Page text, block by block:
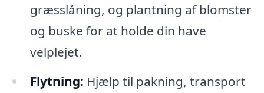
græsslåning, og plantning af blomster
og buske for at holde din have
velplejet.
Flytning: Hjælp til pakning, transport